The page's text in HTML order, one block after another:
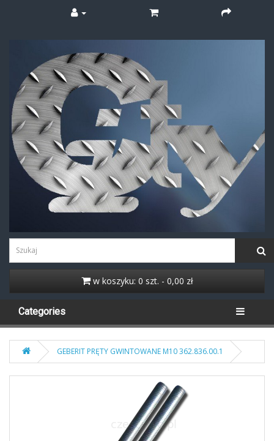
w koszyku: 0 szt. - 0,00 zł
Categories
GEBERIT PRĘTY GWINTOWANE M10 362.836.00.1